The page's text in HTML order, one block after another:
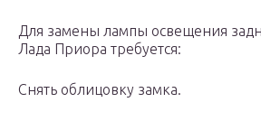
Для замены лампы освещения
Лада Приора требуется:
Снять облицовку замка.